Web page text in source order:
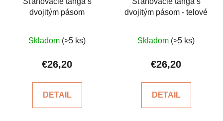
dvojitým pásom
hodnotenie
produktu
z
Skladom (>5 ks)
€26,20
DETAIL
dvojitým pásom - telové
hodnotenie
produktu
z
Skladom (>5 ks)
€26,20
DETAIL